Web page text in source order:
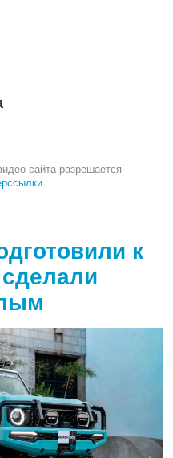
сайта разрешается
к